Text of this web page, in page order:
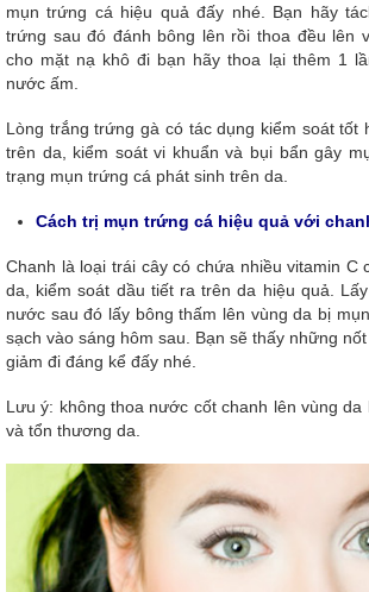
mụn trứng cá hiệu quả đấy nhé. Bạn hãy
trứng sau đó đánh bông lên rồi thoa đều lên
cho mặt nạ khô đi bạn hãy thoa lại thêm 1
nước ấm.
Lòng trắng trứng gà có tác dụng kiểm soát tốt
trên da, kiểm soát vi khuẩn và bụi bẩn gây
trạng mụn trứng cá phát sinh trên da.
Cách trị mụn trứng cá hiệu quả với
Chanh là loại trái cây có chứa nhiều vitamin C
da, kiểm soát dầu tiết ra trên da hiệu quả.
nước sau đó lấy bông thấm lên vùng da bị
sạch vào sáng hôm sau. Bạn sẽ thấy những
giảm đi đáng kể đấy nhé.
Lưu ý: không thoa nước cốt chanh lên vùng
và tổn thương da.